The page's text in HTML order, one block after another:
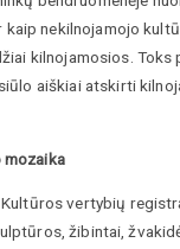
nekilnojamojo
kilnojamosios.
aiškiai atskirti
mozaika
vertybių
žibintai,